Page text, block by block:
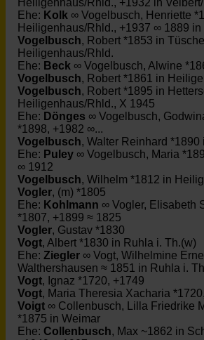
Heiligenhaus/Rhld., +1932 in
Ehe: Kolk ∞ Vogelbusch, Henriette
Heiligenhaus/Rhld., +1937 ∞ 1889 in
Vogelbusch, Robert *1853 in
Heiligenhaus/Rhld.
Ehe: Beck ∞ Vogelbusch, Alwine
Vogelbusch, Robert *1861 in
Vogelbusch, Robert *1895 in
Heiligenhaus/Rhld., X 1945
Ehe: Dönges ∞ Vogelbusch,
*1898, +1982 ∞...
Vogelbusch, Walter Reinhard *1890
Ehe: Puley ∞ Vogelbusch, Maria
∞ 1912
Vogelbusch, Wilhelm *1812 in
Vogler, (m) *1805
Ehe: Kohlmann ∞ Vogler, Elisabeth
*1807, +1899 ≈ 1825
Vogler, Gustav *1830
Vogt, Albert *1830 in Ruhla i. Th.(w)
Ehe: Ziegler ∞ Vogt, Wilhelmine
Walthershausen ≈ 1851 in Ruhla i.
Vogt, Ignaz *1720, +1749
Vogt, Maria Theresia Xacharia
Voigt ∞ Collenbusch, Lilla Friedrike
*1875 in Weimar
Ehe: Collenbusch, Max ~1862 in